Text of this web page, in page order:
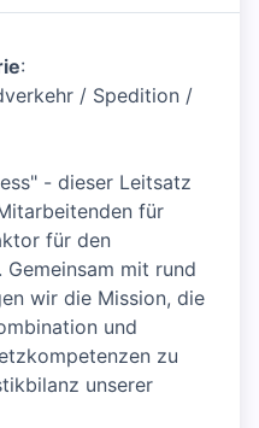
:
/ Spedition /
- dieser Leitsatz
für
für den
mit rund
wir die Mission, die
und
zu
unserer